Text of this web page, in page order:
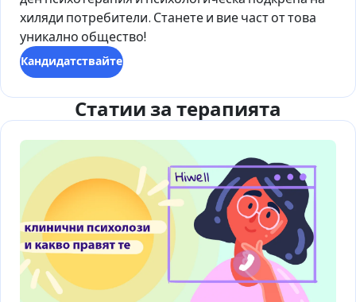
хиляди потребители. Станете и вие част от това
уникално общество!
Кандидатствайте
Статии за терапията